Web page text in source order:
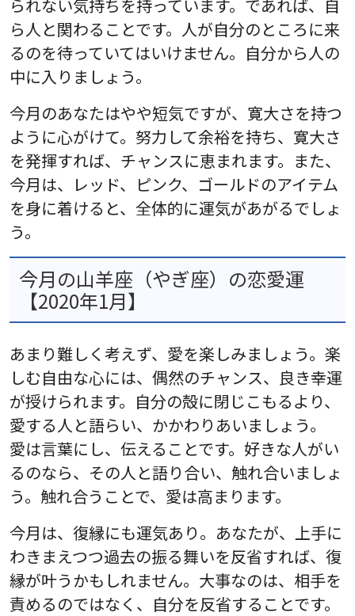
られない気持ちを持っています。であれば、自
ら人と関わることです。人が自分のところに来
るのを待っていてはいけません。自分から人の
中に入りましょう。
今月のあなたはやや短気ですが、寛大さを持つ
ように心がけて。努力して余裕を持ち、寛大さ
を発揮すれば、チャンスに恵まれます。また、
今月は、レッド、ピンク、ゴールドのアイテム
を身に着けると、全体的に運気があがるでしょ
う。
今月の山羊座（やぎ座）の恋愛運
【2020年1月】
あまり難しく考えず、愛を楽しみましょう。楽
しむ自由な心には、偶然のチャンス、良き幸運
が授けられます。自分の殻に閉じこもるより、
愛する人と語らい、かかわりあいましょう。
愛は言葉にし、伝えることです。好きな人がい
るのなら、その人と語り合い、触れ合いましょ
う。触れ合うことで、愛は高まります。
今月は、復縁にも運気あり。あなたが、上手に
わきまえつつ過去の振る舞いを反省すれば、復
縁が叶うかもしれません。大事なのは、相手を
責めるのではなく、自分を反省することです。